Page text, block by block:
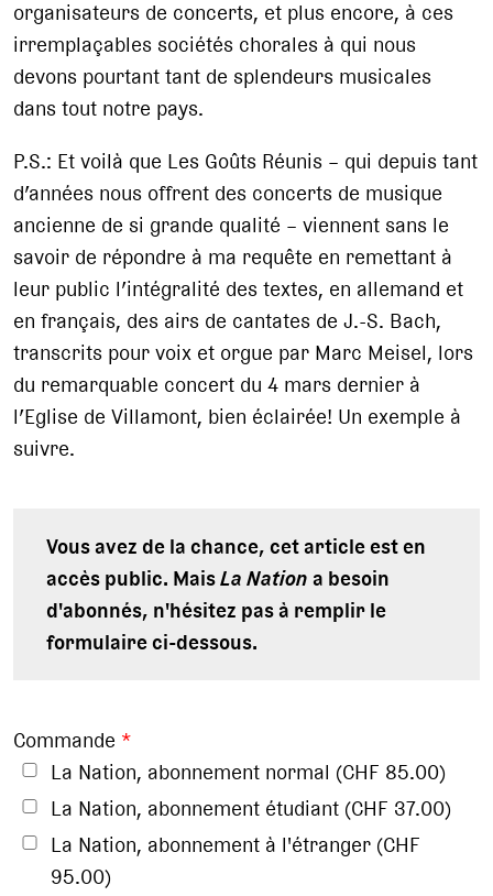
organisateurs de concerts, et plus encore, à ces
irremplaçables sociétés chorales à qui nous
devons pourtant tant de splendeurs musicales
dans tout notre pays.
P.S.: Et voilà que Les Goûts Réunis – qui depuis tant
d’années nous offrent des concerts de musique
ancienne de si grande qualité – viennent sans le
savoir de répondre à ma requête en remettant à
leur public l’intégralité des textes, en allemand et
en français, des airs de cantates de J.-S. Bach,
transcrits pour voix et orgue par Marc Meisel, lors
du remarquable concert du 4 mars dernier à
l’Eglise de Villamont, bien éclairée! Un exemple à
suivre.
Vous avez de la chance, cet article est en
accès public. MaisLa Nationa besoin
d'abonnés, n'hésitez pas à remplir le
formulaire ci-dessous.
Commande *
La Nation, abonnement normal (CHF 85.00)
La Nation, abonnement étudiant (CHF 37.00)
La Nation, abonnement à l'étranger (CHF
95.00)